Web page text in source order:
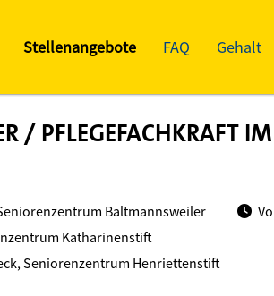
Stellenangebote FAQ Gehalt
/ PFLEGEFACHKRAFT
Baltmannsweiler
Katharinenstift
Seniorenzentrum Henriettenstift